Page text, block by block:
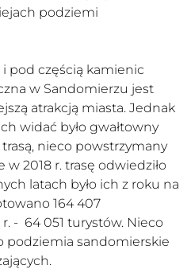
podziemi
pod częścią kamienic
w Sandomierzu jest
atrakcją miasta. Jednak
widać było gwałtowny
nieco powstrzymany
2018 r. trasę odwiedziło
latach było ich z roku na
164 407
- 64 051 turystów. Nieco
podziemia sandomierskie